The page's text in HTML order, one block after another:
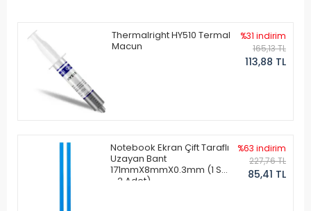
Thermalright HY510 Termal
Macun
%31 indirim
165,13 TL
113,88 TL
Notebook Ekran Çift Taraflı
Uzayan Bant
171mmX8mmX0.3mm (1 Set
- 2 Adet)
%63 indirim
227,76 TL
85,41 TL